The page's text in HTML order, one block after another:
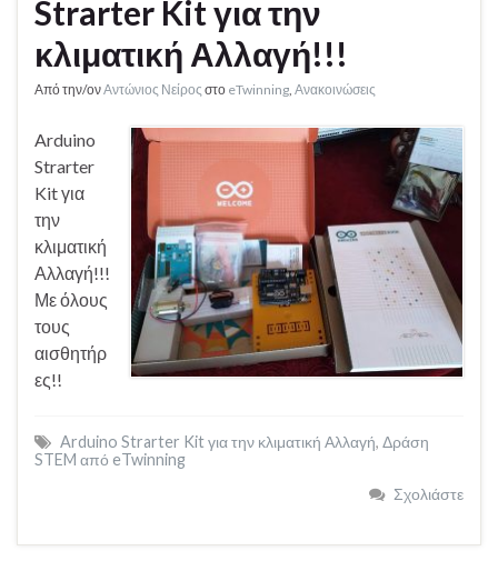
Strarter Kit για την
κλιματική Αλλαγή!!!
Από την/ονΑντώνιος Νείρος στο eTwinning, Ανακοινώσεις
Arduino
Strarter
Kit για
την
κλιματική
Αλλαγή!!!
Με όλους
τους
αισθητήρ
ες!!
Arduino Strarter Kit για την κλιματική Αλλαγή, Δράση
STEM από eTwinning
Σχολιάστε